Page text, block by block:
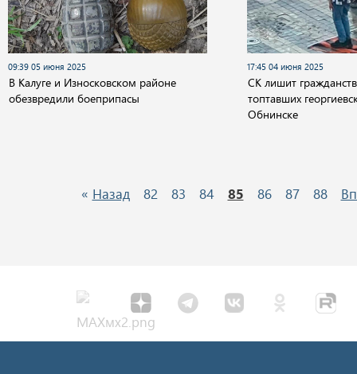
09:39 05 июня 2025
В Калуге и Износковском районе
обезвредили боеприпасы
17:45 04 июня 2025
СК лишит
топтавших
Обнинске
« Назад 82 83 84 85 86 87 88